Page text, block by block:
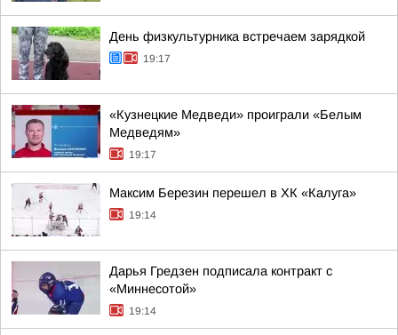
День физкультурника встречаем зарядкой
19:17
«Кузнецкие Медведи» проиграли «Белым
Медведям»
19:17
Максим Березин перешел в ХК «Калуга»
19:14
Дарья Гредзен подписала контракт с
«Миннесотой»
19:14